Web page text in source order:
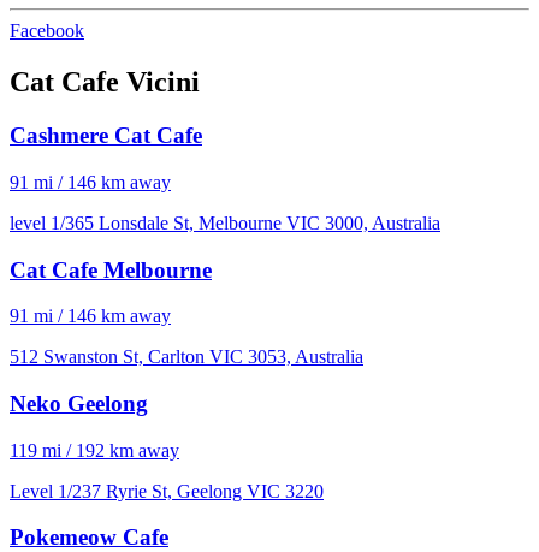
Facebook
Cat Cafe Vicini
Cashmere Cat Cafe
91 mi / 146 km away
level 1/365 Lonsdale St, Melbourne VIC 3000, Australia
Cat Cafe Melbourne
91 mi / 146 km away
512 Swanston St, Carlton VIC 3053, Australia
Neko Geelong
119 mi / 192 km away
Level 1/237 Ryrie St, Geelong VIC 3220
Pokemeow Cafe